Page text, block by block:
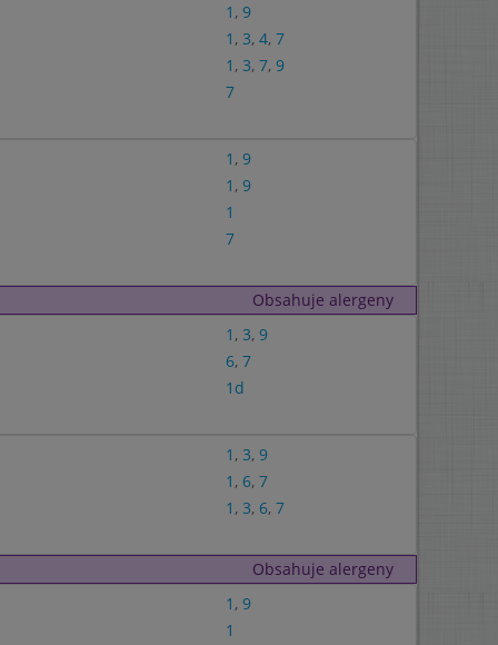
1 , 9
1 , 3, 4, 7
1 , 3, 7, 9
7
1 , 9
1 , 9
1
7
Obsahuje alergeny
1 , 3, 9
6, 7
1d
1 , 3, 9
1 , 6, 7
1 , 3, 6, 7
Obsahuje alergeny
1 , 9
1